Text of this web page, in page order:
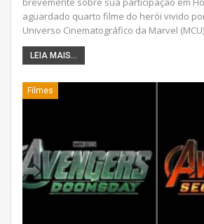
aguardado quarto filme do herói vivido
Universo Cinematográfico da Marvel
LEIA MAIS...
Filmes